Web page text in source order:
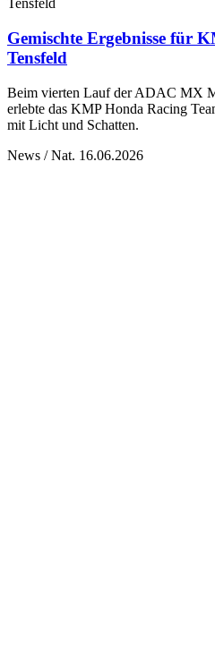
Tensfeld
Gemischte Ergebnisse für
Tensfeld
Beim vierten Lauf der ADAC MX
erlebte das KMP Honda Racing
mit Licht und Schatten.
News / Nat. 16.06.2026